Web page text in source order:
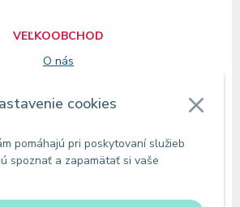
cookies
pomáhajú pri poskytovaní služieb
spoznať a zapamätať si vaše
VEĽKOOBCHOD
O nás
Zákaznícke oddelenie
Predajne